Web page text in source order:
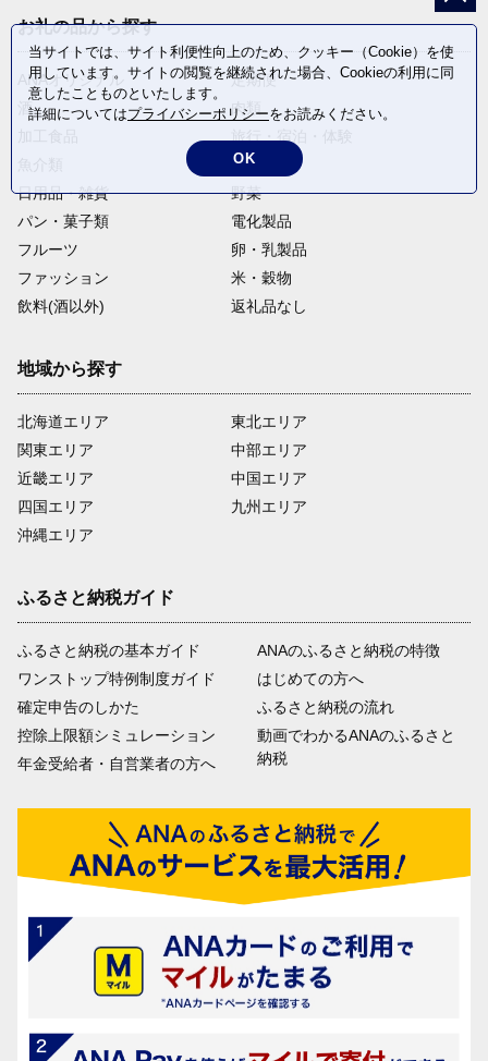
お礼の品から探す
ANAオリジナル
定期便
酒
肉類
旅行・宿泊・体験
麺類
日用品・雑貨
野菜
パン・菓子類
電化製品
フルーツ
卵・乳製品
ファッション
米・穀物
飲料(酒以外)
返礼品なし
地域から探す
北海道エリア
関東エリア
近畿エリア
四国エリア
沖縄エリア
東北エリア
中部エリア
中国エリア
九州エリア
ふるさと納税ガイド
ふるさと納税の基本ガイド
ワンストップ特例制度ガイド
確定申告のしかた
控除上限額シミュレーション
年金受給者・自営業者の方へ
ANAのふるさと納税の特徴
はじめての方へ
ふるさと納税の流れ
動画でわかるANAのふるさと
納税
当サイトでは、サイト利便性向上のため、クッキー（Cookie）を使
用しています。サイトの閲覧を継続された場合、Cookieの利用に同
意したことものといたします。
詳細についてはプライバシーポリシーをお読みください。
OK